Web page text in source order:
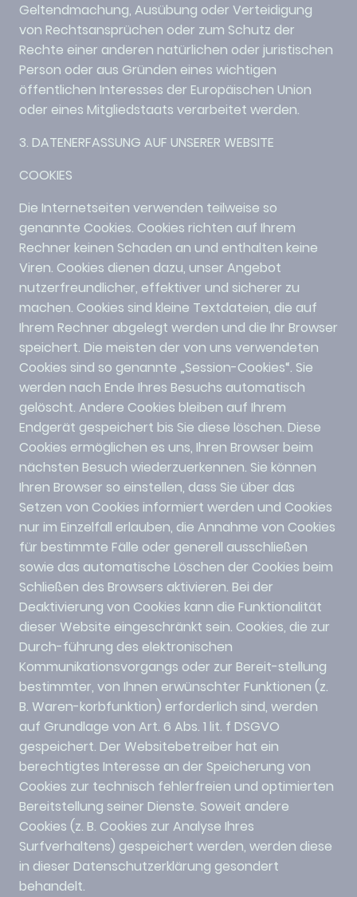
Geltendmachung, Ausübung oder Verteidigung
von Rechtsansprüchen oder zum Schutz der
Rechte einer anderen natürlichen oder juristischen
Person oder aus Gründen eines wichtigen
öffentlichen Interesses der Europäischen Union
oder eines Mitgliedstaats verarbeitet werden.
3. DATENERFASSUNG AUF UNSERER WEBSITE
COOKIES
Die Internetseiten verwenden teilweise so
genannte Cookies. Cookies richten auf Ihrem
Rechner keinen Schaden an und enthalten keine
Viren. Cookies dienen dazu, unser Angebot
nutzerfreundlicher, effektiver und sicherer zu
machen. Cookies sind kleine Textdateien, die auf
Ihrem Rechner abgelegt werden und die Ihr Browser
speichert. Die meisten der von uns verwendeten
Cookies sind so genannte „Session-Cookies“. Sie
werden nach Ende Ihres Besuchs automatisch
gelöscht. Andere Cookies bleiben auf Ihrem
Endgerät gespeichert bis Sie diese löschen. Diese
Cookies ermöglichen es uns, Ihren Browser beim
nächsten Besuch wiederzuerkennen. Sie können
Ihren Browser so einstellen, dass Sie über das
Setzen von Cookies informiert werden und Cookies
nur im Einzelfall erlauben, die Annahme von Cookies
für bestimmte Fälle oder generell ausschließen
sowie das automatische Löschen der Cookies beim
Schließen des Browsers aktivieren. Bei der
Deaktivierung von Cookies kann die Funktionalität
dieser Website eingeschränkt sein. Cookies, die zur
Durch-führung des elektronischen
Kommunikationsvorgangs oder zur Bereit-stellung
bestimmter, von Ihnen erwünschter Funktionen (z.
B. Waren-korbfunktion) erforderlich sind, werden
auf Grundlage von Art. 6 Abs. 1 lit. f DSGVO
gespeichert. Der Websitebetreiber hat ein
berechtigtes Interesse an der Speicherung von
Cookies zur technisch fehlerfreien und optimierten
Bereitstellung seiner Dienste. Soweit andere
Cookies (z. B. Cookies zur Analyse Ihres
Surfverhaltens) gespeichert werden, werden diese
in dieser Datenschutzerklärung gesondert
behandelt.